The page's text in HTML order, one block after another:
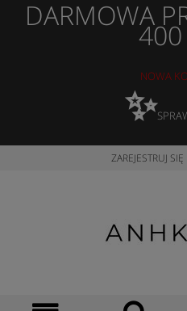
DARMOWA
NOWA
✨
ZAREJESTRUJ SIĘ